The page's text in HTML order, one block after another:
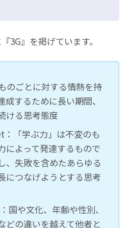
3G』を掲げています。
ごとに対する情熱を持
成するために長い期間、
ける思考態度
「学ぶ力」は不変のも
によって発達するもので
、失敗を含めたあらゆる
につなげようとする思考
や文化、年齢や性別、
どの違いを越えて他者と